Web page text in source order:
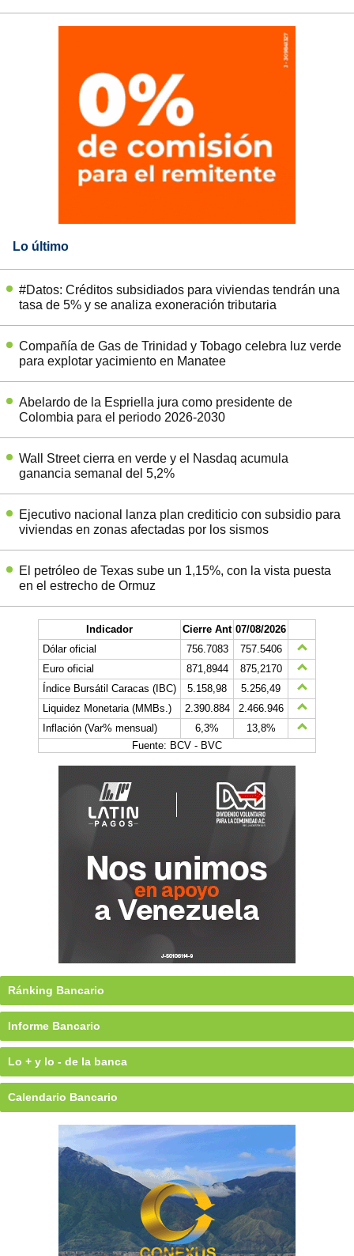
Lo último
#Datos: Créditos subsidiados para viviendas tendrán una
tasa de 5% y se analiza exoneración tributaria
Compañía de Gas de Trinidad y Tobago celebra luz verde
para explotar yacimiento en Manatee
Abelardo de la Espriella jura como presidente de
Colombia para el periodo 2026-2030
Wall Street cierra en verde y el Nasdaq acumula
ganancia semanal del 5,2%
Ejecutivo nacional lanza plan crediticio con subsidio para
viviendas en zonas afectadas por los sismos
El petróleo de Texas sube un 1,15%, con la vista puesta
en el estrecho de Ormuz
Indicador Cierre Ant 07/08/2026
Dólar oficial
756.7083
757.5406
Euro oficial
871,8944
875,2170
Índice Bursátil Caracas (IBC)
5.158,98
5.256,49
Liquidez Monetaria (MMBs.)
2.390.884
2.466.946
Inflación (Var% mensual)
6,3%
13,8%
Fuente: BCV - BVC
Ránking Bancario
Informe Bancario
Lo + y lo - de la banca
Calendario Bancario